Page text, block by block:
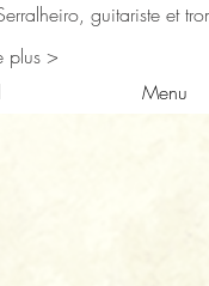
guitariste et
plus >
Menu